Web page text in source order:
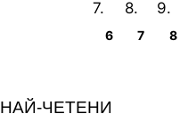
6 7 8
НАЙ-ЧЕТЕНИ